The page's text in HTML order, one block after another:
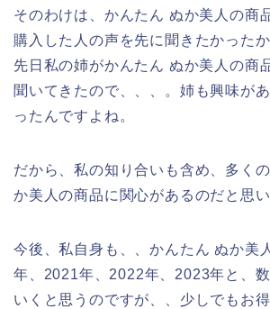
そのわけは、かんたん ぬか美人の商
購入した人の声を先に聞きたかった
先日私の姉がかんたん ぬか美人の商
聞いてきたので、、、。姉も興味が
ったんですよね。
だから、私の知り合いも含め、多く
か美人の商品に関心があるのだと思い
今後、私自身も、、かんたん ぬか美
年、2021年、2022年、2023年と、
いくと思うのですが、、少しでもお